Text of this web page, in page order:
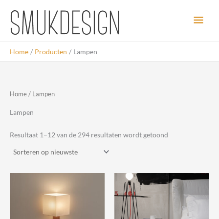
inhoud
Home Producten Lampen
Home / Lampen
Lampen
Resultaat 1–12 van de 294 resultaten wordt getoond